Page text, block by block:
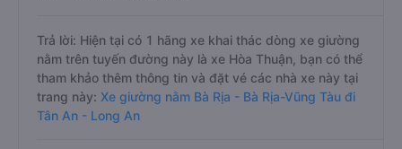
Trả lời: Hiện tại có 1 hãng xe khai thác dòng xe giường
nằm trên tuyến đường này là xe Hòa Thuận, bạn có thể
tham khảo thêm thông tin và đặt vé các nhà xe này tại
trang này: Xe giường nằm Bà Rịa - Bà Rịa-Vũng Tàu đi
Tân An - Long An